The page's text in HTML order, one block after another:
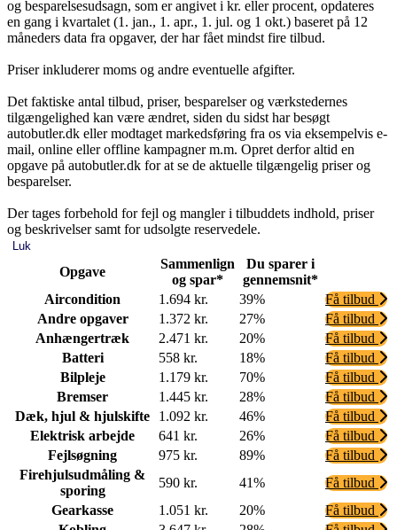
og besparelsesudsagn, som er angivet i kr. eller procent, opdateres
en gang i kvartalet (1. jan., 1. apr., 1. jul. og 1 okt.) baseret på 12
måneders data fra opgaver, der har fået mindst fire tilbud.
Priser inkluderer moms og andre eventuelle afgifter.
Det faktiske antal tilbud, priser, besparelser og værkstedernes
tilgængelighed kan være ændret, siden du sidst har besøgt
autobutler.dk eller modtaget markedsføring fra os via eksempelvis e-
mail, online eller offline kampagner m.m. Opret derfor altid en
opgave på autobutler.dk for at se de aktuelle tilgængelig priser og
besparelser.
Der tages forbehold for fejl og mangler i tilbuddets indhold, priser
og beskrivelser samt for udsolgte reservedele.
Luk
Opgave
Sammenlign
og spar*
Du sparer i
gennemsnit*
Aircondition
1.694 kr. 39%
Få tilbud
Andre opgaver
1.372 kr. 27%
Få tilbud
Anhængertræk
2.471 kr. 20%
Få tilbud
Batteri
558 kr. 18%
Få tilbud
Bilpleje
1.179 kr. 70%
Få tilbud
Bremser
1.445 kr. 28%
Få tilbud
Dæk, hjul & hjulskifte
1.092 kr. 46%
Få tilbud
Elektrisk arbejde
641 kr. 26%
Få tilbud
Fejlsøgning
975 kr. 89%
Få tilbud
Firehjulsudmåling &
sporing
590 kr. 41%
Få tilbud
Gearkasse
1.051 kr. 20%
Få tilbud